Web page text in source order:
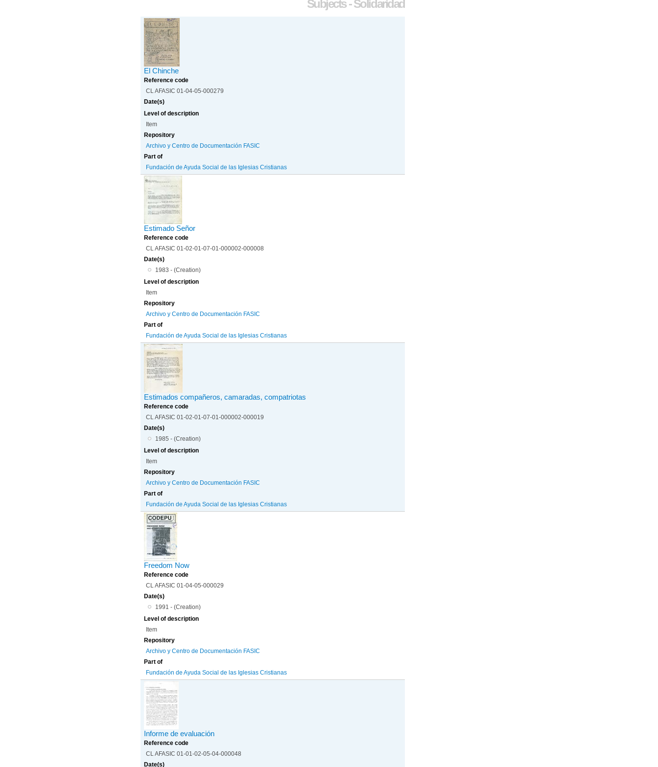
Subjects - Solidaridad
El Chinche
Reference code
CL AFASIC 01-04-05-000279
Date(s)
Level of description
Item
Repository
Archivo y Centro de Documentación FASIC
Part of
Fundación de Ayuda Social de las Iglesias Cristianas
Estimado Señor
Reference code
CL AFASIC 01-02-01-07-01-000002-000008
Date(s)
1983 - (Creation)
Level of description
Item
Repository
Archivo y Centro de Documentación FASIC
Part of
Fundación de Ayuda Social de las Iglesias Cristianas
Estimados compañeros, camaradas, compatriotas
Reference code
CL AFASIC 01-02-01-07-01-000002-000019
Date(s)
1985 - (Creation)
Level of description
Item
Repository
Archivo y Centro de Documentación FASIC
Part of
Fundación de Ayuda Social de las Iglesias Cristianas
Freedom Now
Reference code
CL AFASIC 01-04-05-000029
Date(s)
1991 - (Creation)
Level of description
Item
Repository
Archivo y Centro de Documentación FASIC
Part of
Fundación de Ayuda Social de las Iglesias Cristianas
Informe de evaluación
Reference code
CL AFASIC 01-01-02-05-04-000048
Date(s)